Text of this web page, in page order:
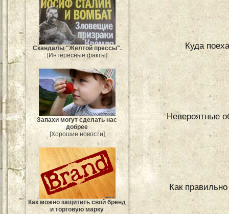
Скандалы "Желтой прессы".
[Интересные факты]
Запахи могут сделать нас
добрее
[Хорошие новости]
Как можно защитить свой бренд
и торговую марку
Куда
Невероятные
Как